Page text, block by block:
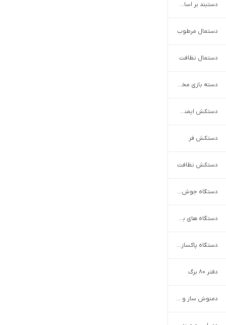
دستبند بر اساس طرح و سبک
دستمال مرطوب
دستمال نظافت
دسته بازی مخصوص موبایل
دستکش ایمنی و کار
دستکش فر
دستکش نظافت
دستگاه جوش و اینورتر بر اساس برند
دستگاه های بسته بندی
دستگاه پاکسازی پوست
دفتر 80 برگ
دمنوش ساز و لیوان دمنوش